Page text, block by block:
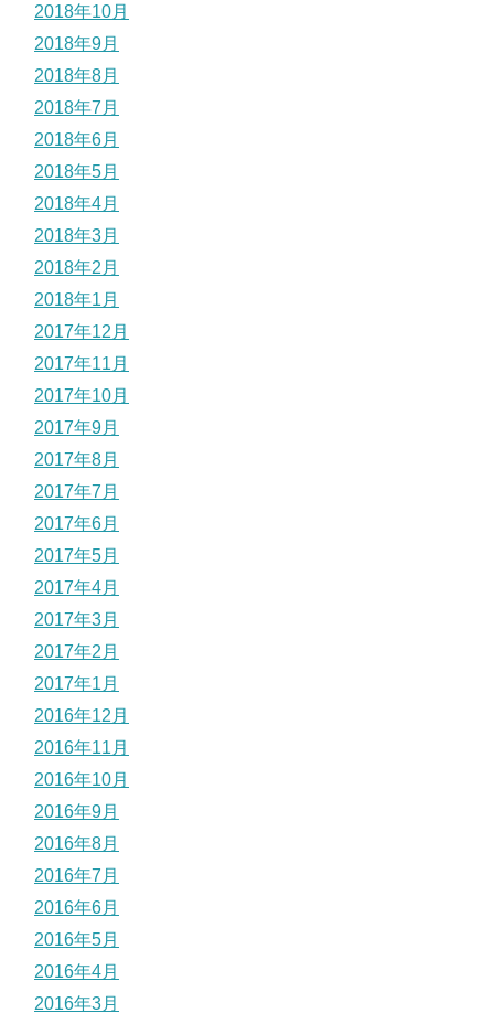
2018年10月
2018年9月
2018年8月
2018年7月
2018年6月
2018年5月
2018年4月
2018年3月
2018年2月
2018年1月
2017年12月
2017年11月
2017年10月
2017年9月
2017年8月
2017年7月
2017年6月
2017年5月
2017年4月
2017年3月
2017年2月
2017年1月
2016年12月
2016年11月
2016年10月
2016年9月
2016年8月
2016年7月
2016年6月
2016年5月
2016年4月
2016年3月